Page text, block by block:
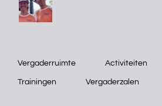
Vergaderruimte Activiteiten
Trainingen Vergaderzalen